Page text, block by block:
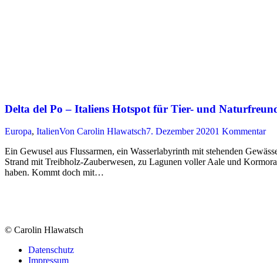
Delta del Po – Italiens Hotspot für Tier- und
Europa, ItalienVon Carolin Hlawatsch7. Dezember 20201 Kommentar
Ein Gewusel aus Flussarmen, ein Wasserlabyrinth mit stehenden
Strand mit Treibholz-Zauberwesen, zu Lagunen voller Aale und
haben. Kommt doch mit…
© Carolin Hlawatsch
Datenschutz
Impressum